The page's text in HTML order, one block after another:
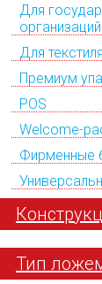
Для
организаций
Для
Премиум
POS
Welcome-
Фирменные
Тип